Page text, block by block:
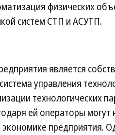
физических
систем СТП и АСУТП.
является
управления
технологических
ей операторы
предприятия.